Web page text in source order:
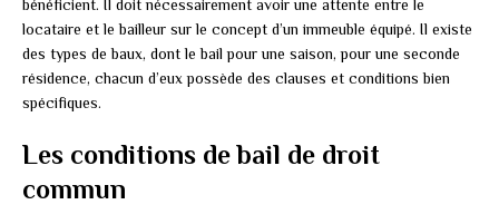
bénéficient. Il doit nécessairement avoir une attente entre le
locataire et le bailleur sur le concept d’un immeuble équipé. Il existe
des types de baux, dont le bail pour une saison, pour une seconde
résidence, chacun d’eux possède des clauses et conditions bien
spécifiques.
Les conditions de bail de droit
commun